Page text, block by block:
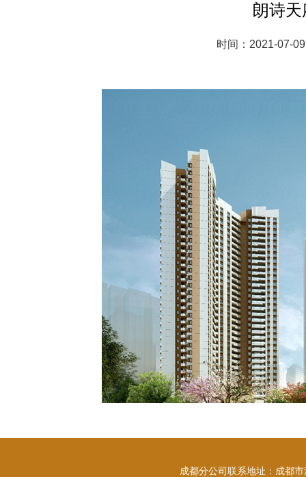
朗诗
时间：2021-07-09
成都分公司联系地址：成都